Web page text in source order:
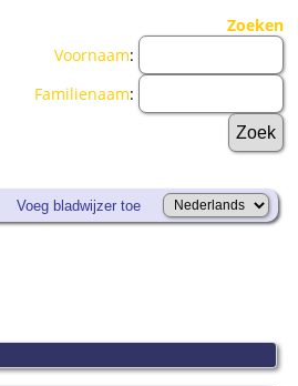
Zoeken
Voornaam:
Familienaam:
Voeg bladwijzer toe